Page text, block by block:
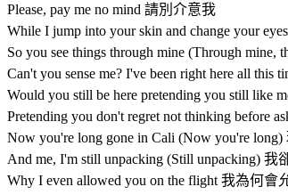
Please, pay me no mind 請別介意我
While I jump into your skin and change your
So you see things through mine (Through
Can't you sense me? I've been right here all
Would you still be here pretending you still like
Pretending you don't regret not thinking
Now you're long gone in Cali (Now you're
And me, I'm still unpacking (Still unpacking)
Why I even allowed you on the flight 我為何會